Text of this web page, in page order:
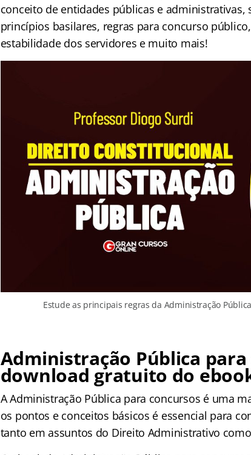
conceito de entidades públicas e
princípios basilares, regras para concurso
estabilidade dos servidores e muito mais!
Estude as principais regras da Administração
Administração Pública
download gratuito do
A Administração Pública para concursos é uma
os pontos e conceitos básicos é essencial para
tanto em assuntos do Direito Administrativo